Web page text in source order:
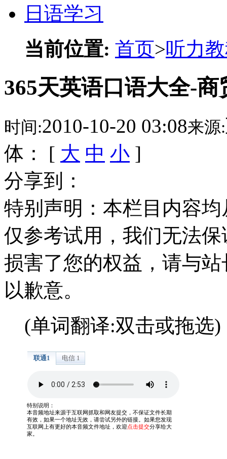
日语学习
当前位置: 首页>听力
365天英语口语大全-
时间:2010-10-20 03:08来源:
体： [ 大 中 小 ]
分享到：
特别声明：本栏目内容
仅参考试用，我们无法
损害了您的权益，请与
以歉意。
(单词翻译:双击或拖选)